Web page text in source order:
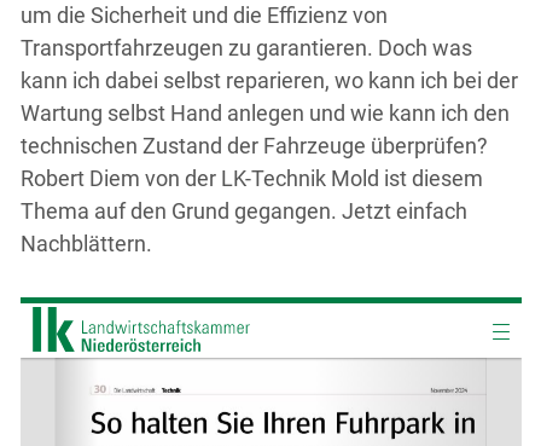
um die Sicherheit und die Effizienz von
Transportfahrzeugen zu garantieren. Doch was
kann ich dabei selbst reparieren, wo kann ich bei der
Wartung selbst Hand anlegen und wie kann ich den
technischen Zustand der Fahrzeuge überprüfen?
Robert Diem von der LK-Technik Mold ist diesem
Thema auf den Grund gegangen. Jetzt einfach
Nachblättern.